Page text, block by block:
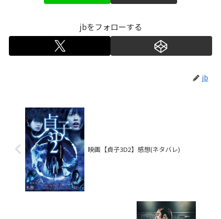
jbをフォローする
jb
映画【貞子3D2】感想(ネタバレ)